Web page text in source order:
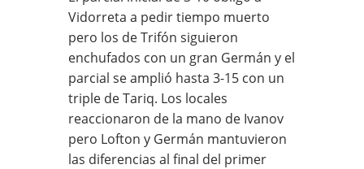
Vidorreta a pedir tiempo muerto
pero los de Trifón siguieron
enchufados con un gran Germán y el
parcial se amplió hasta 3-15 con un
triple de Tariq. Los locales
reaccionaron de la mano de Ivanov
pero Lofton y Germán mantuvieron
las diferencias al final del primer